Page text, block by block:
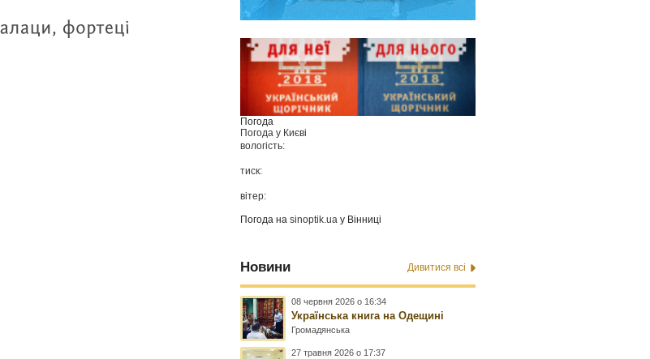
Погода
Погода у Києві
вологість:
тиск:
вітер:
Погода наsinoptik.ua у Вінниці
Новини Дивитися всі
08 червня 2026 о 16:34
Українська книга на Одещині
Громадянська
27 травня 2026 о 17:37